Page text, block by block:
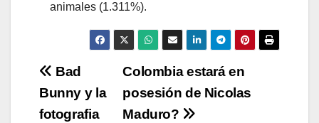
animales (1.311%).
Navegación
de
Colombia estará en
posesión de Nicolas
Maduro?
Bad
Bunny y la
fotografia